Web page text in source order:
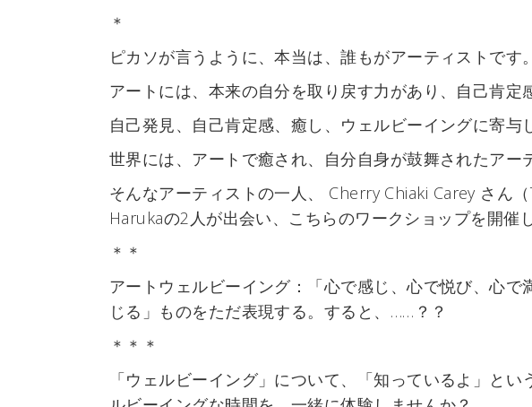
＊
ピカソが言うように、本当は、誰もがアーティストです。
アートには、本来の自分を取り戻す力があり、自己肯定
自己発見、自己肯定感、癒し、ウェルビーイングに寄与
世界には、アートで癒され、自分自身が鼓舞されたアー
そんなアーティストの一人、 Cherry Chiaki Carey さん
Harukaの2人が出会い、こちらのワークショップを開催し
＊＊
アートウェルビーイング：「心で感じ、心で悦び、心
じる」ものをただ表現する。すると、……？？
＊＊＊
「ウェルビーイング」について、「知っているよ」と